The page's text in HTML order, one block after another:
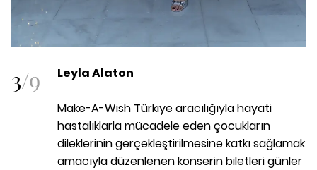
3/9 Leyla Alaton
Make-A-Wish Türkiye aracılığıyla hayati
hastalıklarla mücadele eden çocukların
dileklerinin gerçekleştirilmesine katkı sağlamak
amacıyla düzenlenen konserin biletleri günler